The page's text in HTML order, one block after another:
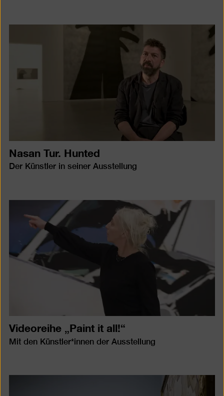
Nasan Tur. Hunted
Der Künstler in seiner Ausstellung
Videoreihe „Paint it all!“
Mit den Künstler*innen der Ausstellung